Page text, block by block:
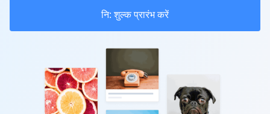
नि: शुल्क प्रारंभ करें